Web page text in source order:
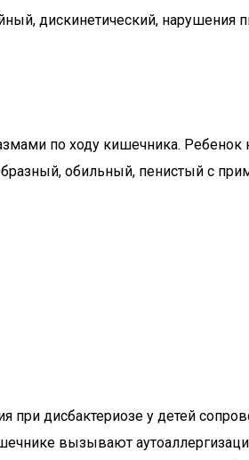
дискинетический, нарушения
по ходу кишечника. Ребенок
обильный, пенистый с
при дисбактериозе у детей
вызывают